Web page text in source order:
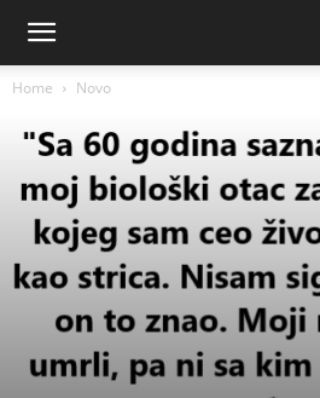
Home Novo